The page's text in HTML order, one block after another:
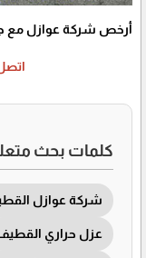
أرخص شركة عوازل مع
كلمات بحث
شركة عوازل
عزل حراري